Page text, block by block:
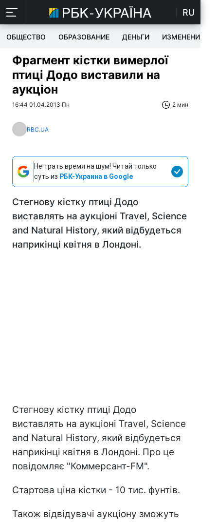
RU
ОБЩЕСТВО ОБРАЗОВАНИЕ ДЕНЬГИ ИЗМЕНЕНИЯ
Фрагмент кістки вимерлої
птиці Додо виставили на
аукціон
16:44 01.04.2013 Пн 2 мин
RBC.UA
Не трать время на шум! Читай только
суть из РБК-Украина в Google
Стегнову кістку птиці Додо
виставлять на аукціоні Travel, Science
and Natural History, який відбудеться
наприкінці квітня в Лондоні.
Стегнову кістку птиці Додо
виставлять на аукціоні Travel, Science
and Natural History, який відбудеться
наприкінці квітня в Лондоні. Про це
повідомляє "Коммерсант-FM".
Стартова ціна кістки - 10 тис. фунтів.
Також відвідувачі аукціону зможуть